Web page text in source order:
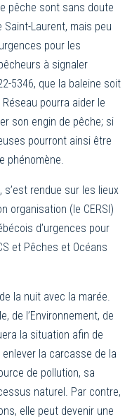
pêche sont sans doute
Laurent, mais peu
pour les
à signaler
5346, que la baleine soit
pourra aider le
son engin de pêche; si
pourront ainsi être
phénomène.
s’est rendue sur les lieux
organisation (le CERSI)
d’urgences pour
et Pêches et Océans
la nuit avec la marée.
de l’Environnement, de
la situation afin de
la carcasse de la
de pollution, sa
naturel. Par contre,
elle peut devenir une